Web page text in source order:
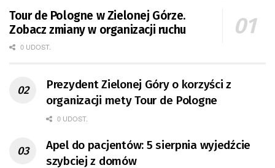
Tour de Pologne w Zielonej Górze.
Zobacz zmiany w organizacji ruchu
0 UDOST.
Prezydent Zielonej Góry o korzyści z
organizacji mety Tour de Pologne
0 UDOST.
Apel do pacjentów: 5 sierpnia wyjedźcie
szybciej z domów